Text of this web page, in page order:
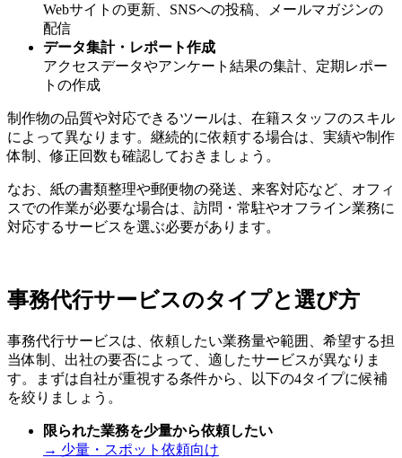
Webサイトの更新、SNSへの投稿、メールマガジンの
配信
データ集計・レポート作成
アクセスデータやアンケート結果の集計、定期レポー
トの作成
制作物の品質や対応できるツールは、在籍スタッフのスキル
によって異なります。継続的に依頼する場合は、実績や制作
体制、修正回数も確認しておきましょう。
なお、紙の書類整理や郵便物の発送、来客対応など、オフィ
スでの作業が必要な場合は、訪問・常駐やオフライン業務に
対応するサービスを選ぶ必要があります。
事務代行サービスのタイプと選び方
事務代行サービスは、依頼したい業務量や範囲、希望する担
当体制、出社の要否によって、適したサービスが異なりま
す。まずは自社が重視する条件から、以下の4タイプに候補
を絞りましょう。
限られた業務を少量から依頼したい
→ 少量・スポット依頼向け